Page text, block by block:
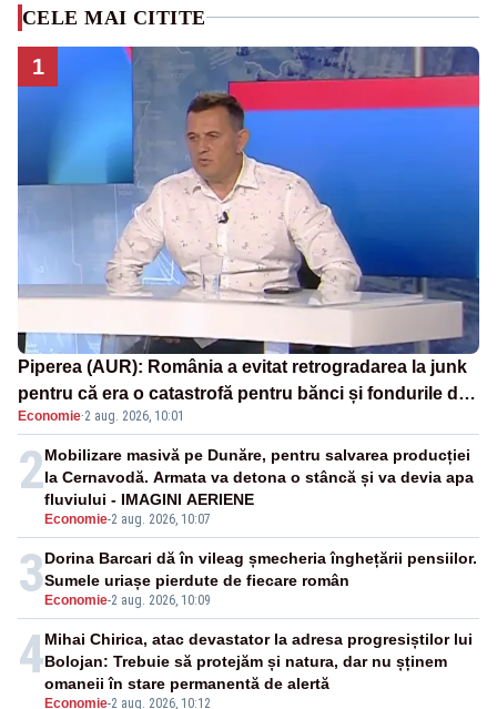
CELE MAI CITITE
1
Piperea (AUR): România a evitat retrogradarea la junk
pentru că era o catastrofă pentru bănci și fondurile de
pensii
Economie·2 aug. 2026, 10:01
2
Economie-2 aug. 2026, 10:07
Mobilizare masivă pe Dunăre, pentru salvarea producției
la Cernavodă. Armata va detona o stâncă și va devia apa
fluviului - IMAGINI AERIENE
3 Economie-2 aug. 2026, 10:09
Dorina Barcari dă în vileag șmecheria înghețării pensiilor.
Sumele uriașe pierdute de fiecare român
4
Economie-2 aug. 2026, 10:12
Mihai Chirica, atac devastator la adresa progresiștilor lui
Bolojan: Trebuie să protejăm și natura, dar nu șținem
omaneii în stare permanentă de alertă